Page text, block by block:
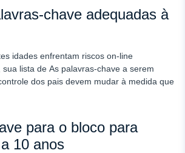
chave adequadas à
idades enfrentam riscos on-line
sua lista de As palavras-chave a serem
dos pais devem mudar à medida que
para o bloco para
10 anos